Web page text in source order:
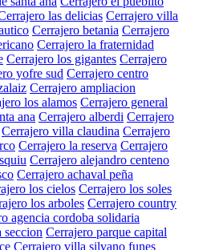
las delicias Cerrajero villa
Cerrajero betania Cerrajero
Cerrajero la fraternidad
Cerrajero los gigantes Cerrajero
yofre sud Cerrajero centro
Cerrajero ampliacion
los alamos Cerrajero general
ana Cerrajero alberdi Cerrajero
Cerrajero villa claudina Cerrajero
Cerrajero la reserva Cerrajero
Cerrajero alejandro centeno
Cerrajero achaval peña
los cielos Cerrajero los soles
los arboles Cerrajero country
agencia cordoba solidaria
seccion Cerrajero parque capital
Cerrajero villa silvano funes